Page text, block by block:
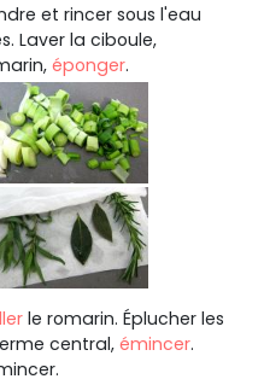
et rincer sous l'eau
Laver la ciboule,
éponger.
le romarin. Éplucher les
central,émincer.